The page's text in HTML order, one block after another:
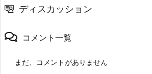
ディスカッション
コメント一覧
まだ、コメントがありません